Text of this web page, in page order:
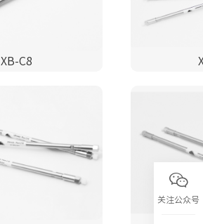
XB-C8
关注公众号